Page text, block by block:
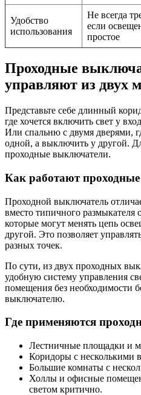
Удобство
использования
Не всегда
если
простое
Проходные
управляют из двух
Представьте себе длинный
где хочется включить свет у
Или спальню с двумя дверями,
одной, а выключить у другой.
проходные выключатели.
Как работают
Проходной выключатель
вместо типичного размыкателя
которые могут менять цепь
другой. Это позволяет
разных точек.
По сути, из двух проходных
удобную систему управления
помещения без необходимости
выключателю.
Где применяются
Лестничные площадки и
Коридоры с несколькими
Большие комнаты с
Холлы и офисные
светом критично.